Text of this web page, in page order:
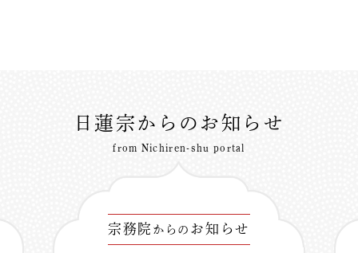
日蓮宗からのお知らせ
from Nichiren-shu portal
宗務院 からの お知らせ